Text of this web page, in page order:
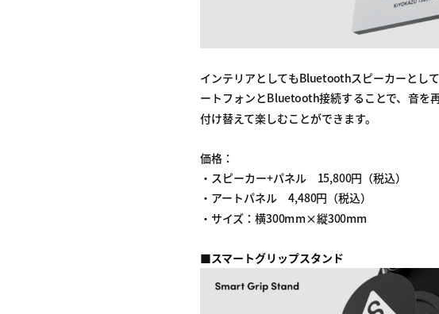
インテリアとしてもBluetoothスピーカーとし
ートフォンとBluetooth接続することで、音を
付け替えて楽しむことができます。
価格：
・スピーカー+パネル 15,800円（税込）
・アートパネル 4,480円（税込）
・サイズ：横300mm×縦300mm
■スマートグリップスタンド